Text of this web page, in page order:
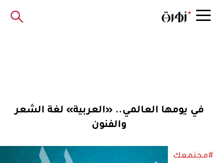
في يومها العالمي.. «العربية» لغة الشعر
والفنون
#مجتمعك